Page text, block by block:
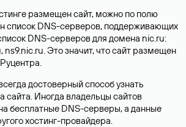
размещен сайт, можно по полю
список DNS-серверов, поддерживающих
DNS-серверов для домена nic.ru:
ns9.nic.ru. Это значит, что сайт размещен
Руцентра.
достоверный способ узнать
сайта. Иногда владельцы сайтов
бесплатные DNS-серверы, а данные
хостинг-провайдера.